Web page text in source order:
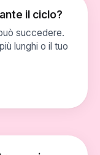
il ciclo?
succedere.
lunghi o il tuo